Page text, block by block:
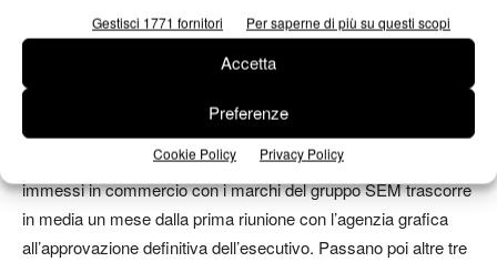
Gestisci 1771 fornitori Per saperne di più su questi scopi
Accetta
Preferenze
Cookie Policy Privacy Policy
In quanto tempo si arriva alla definizione dell’etichetta:
dall’idea all’etichetta consegnata?
«Per una etichetta private label, non è facile rispondere, i fattori
in gioco sono tanti e variano di volta in volta. Per quanto
riguarda invece le etichette e i materiali coordinati dei prodotti
immessi in commercio con i marchi del gruppo SEM trascorre
in media un mese dalla prima riunione con l’agenzia grafica
all’approvazione definitiva dell’esecutivo. Passano poi altre tre